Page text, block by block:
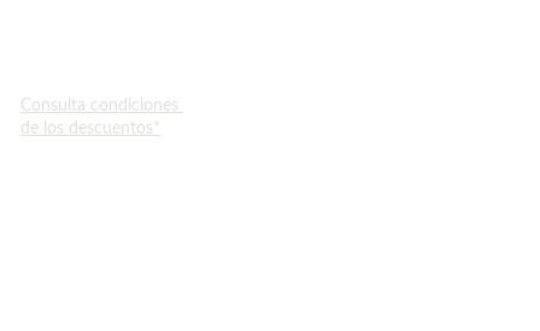
Consulta condiciones
de los descuentos*